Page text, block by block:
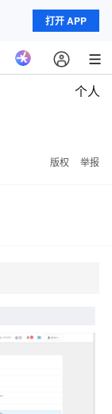
打开 APP
个人
版权 举报